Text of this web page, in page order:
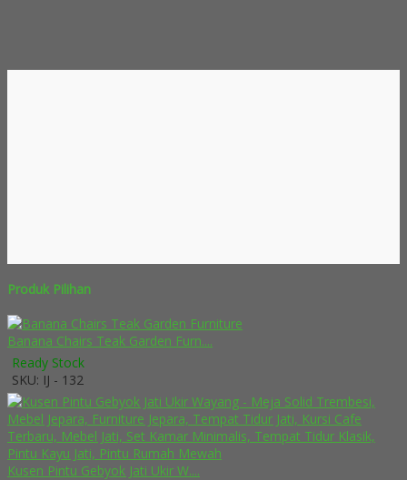
Produk Pilihan
Banana Chairs Teak Garden Furn....
Ready Stock
SKU: IJ - 132
Kusen Pintu Gebyok Jati Ukir W....